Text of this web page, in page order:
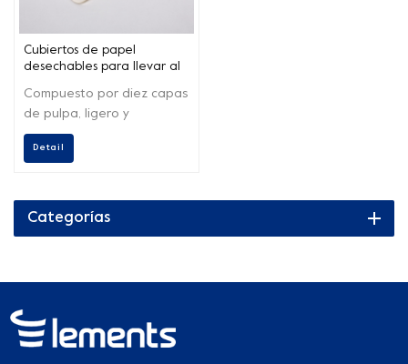
Cubiertos de papel
desechables para llevar al
alimentaria
Compuesto por diez capas
de pulpa, ligero y
respetuoso con el medio
ambiente, no es fácil de
Detail
Categorías